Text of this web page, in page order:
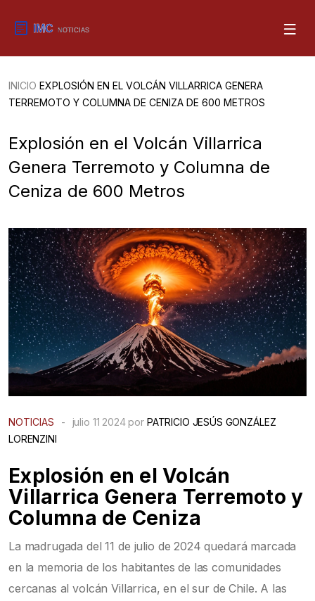
INICIO EXPLOSIÓN EN EL VOLCÁN VILLARRICA GENERA
TERREMOTO Y COLUMNA DE CENIZA DE 600 METROS
Explosión en el Volcán Villarrica
Genera Terremoto y Columna de
Ceniza de 600 Metros
NOTICIAS - julio 11 2024 por PATRICIO JESÚS GONZÁLEZ
LORENZINI
Explosión en el Volcán
Villarrica Genera Terremoto y
Columna de Ceniza
La madrugada del 11 de julio de 2024 quedará marcada
en la memoria de los habitantes de las comunidades
cercanas al volcán Villarrica, en el sur de Chile. A las